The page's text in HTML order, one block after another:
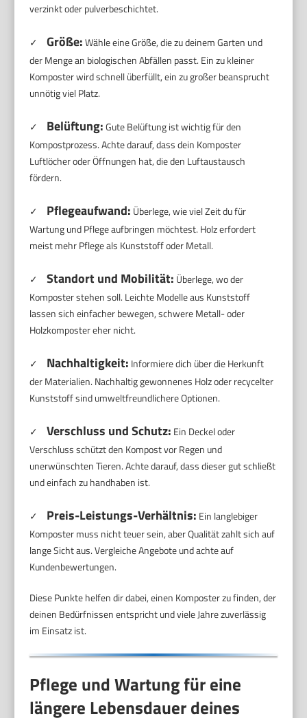
verzinkt oder pulverbeschichtet.
✓ Größe:Wähle eine Größe, die zu deinem Garten und
der Menge an biologischen Abfällen passt. Ein zu kleiner
Komposter wird schnell überfüllt, ein zu großer beansprucht
unnötig viel Platz.
✓ Belüftung:Gute Belüftung ist wichtig für den
Kompostprozess. Achte darauf, dass dein Komposter
Luftlöcher oder Öffnungen hat, die den Luftaustausch
fördern.
✓ Pflegeaufwand: Überlege, wie viel Zeit du für
Wartung und Pflege aufbringen möchtest. Holz erfordert
meist mehr Pflege als Kunststoff oder Metall.
✓ Standort und Mobilität: Überlege, wo der
Komposter stehen soll. Leichte Modelle aus Kunststoff
lassen sich einfacher bewegen, schwere Metall- oder
Holzkomposter eher nicht.
✓ Nachhaltigkeit: Informiere dich über die Herkunft
der Materialien. Nachhaltig gewonnenes Holz oder recycelter
Kunststoff sind umweltfreundlichere Optionen.
✓ Verschluss und Schutz: Ein Deckel oder
Verschluss schützt den Kompost vor Regen und
unerwünschten Tieren. Achte darauf, dass dieser gut schließt
und einfach zu handhaben ist.
✓ Preis-Leistungs-Verhältnis: Ein langlebiger
Komposter muss nicht teuer sein, aber Qualität zahlt sich auf
lange Sicht aus. Vergleiche Angebote und achte auf
Kundenbewertungen.
Diese Punkte helfen dir dabei, einen Komposter zu finden, der
deinen Bedürfnissen entspricht und viele Jahre zuverlässig
im Einsatz ist.
Pflege und Wartung für eine
längere Lebensdauer deines